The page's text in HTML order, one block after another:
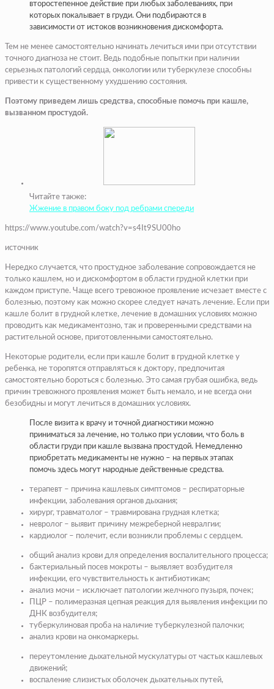
второстепенное действие при любых заболеваниях, при
которых покалывает в груди. Они подбираются в
зависимости от истоков возникновения дискомфорта.
Тем не менее самостоятельно начинать лечиться ими при отсутствии
точного диагноза не стоит. Ведь подобные попытки при наличии
серьезных патологий сердца, онкологии или туберкулезе способны
привести к существенному ухудшению состояния.
Поэтому приведем лишь средства, способные помочь при кашле,
вызванном простудой.
Читайте также:
Жжение в правом боку под ребрами спереди
https://www.youtube.com/watch?v=s4It9SU00ho
источник
Нередко случается, что простудное заболевание сопровождается не
только кашлем, но и дискомфортом в области грудной клетки при
каждом приступе. Чаще всего тревожное проявление исчезает вместе с
болезнью, поэтому как можно скорее следует начать лечение. Если при
кашле болит в грудной клетке, лечение в домашних условиях можно
проводить как медикаментозно, так и проверенными средствами на
растительной основе, приготовленными самостоятельно.
Некоторые родители, если при кашле болит в грудной клетке у
ребенка, не торопятся отправляться к доктору, предпочитая
самостоятельно бороться с болезнью. Это самая грубая ошибка, ведь
причин тревожного проявления может быть немало, и не всегда они
безобидны и могут лечиться в домашних условиях.
После визита к врачу и точной диагностики можно
приниматься за лечение, но только при условии, что боль в
области груди при кашле вызвана простудой. Немедленно
приобретать медикаменты не нужно – на первых этапах
помочь здесь могут народные действенные средства.
терапевт – причина кашлевых симптомов – респираторные
инфекции, заболевания органов дыхания;
хирург, травматолог – травмирована грудная клетка;
невролог – выявит причину межреберной невралгии;
кардиолог – полечит, если возникли проблемы с сердцем.
общий анализ крови для определения воспалительного процесса;
бактериальный посев мокроты – выявляет возбудителя
инфекции, его чувствительность к антибиотикам;
анализ мочи – исключает патологии желчного пузыря, почек;
ПЦР – полимеразная цепная реакция для выявления инфекции по
ДНК возбудителя;
туберкулиновая проба на наличие туберкулезной палочки;
анализ крови на онкомаркеры.
переутомление дыхательной мускулатуры от частых кашлевых
движений;
воспаление слизистых оболочек дыхательных путей,